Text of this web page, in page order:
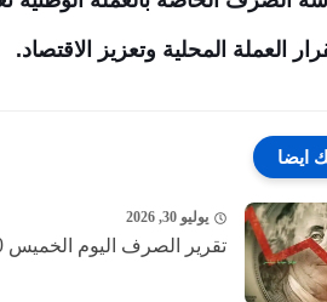
العملة المحلية وتعزيز الاقتصاد.
ايضا
يوليو 30, 2026
تقرير الصرف اليوم الخميس 30-7-2026 مسار الدولار الأمريكي أمام العملات...